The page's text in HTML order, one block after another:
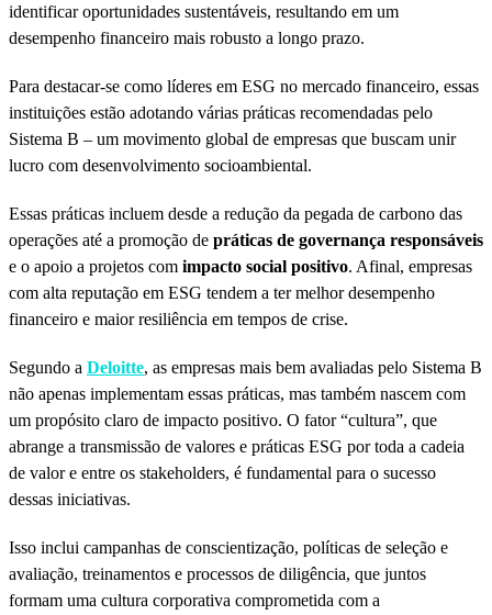
identificar oportunidades sustentáveis, resultando em um
desempenho financeiro mais robusto a longo prazo.
Para destacar-se como líderes em ESG no mercado financeiro, essas
instituições estão adotando várias práticas recomendadas pelo
Sistema B – um movimento global de empresas que buscam unir
lucro com desenvolvimento socioambiental.
Essas práticas incluem desde a redução da pegada de carbono das
operações até a promoção de práticas de governança responsáveis
e o apoio a projetos com impacto social positivo. Afinal, empresas
com alta reputação em ESG tendem a ter melhor desempenho
financeiro e maior resiliência em tempos de crise.
Segundo a Deloitte, as empresas mais bem avaliadas pelo Sistema B
não apenas implementam essas práticas, mas também nascem com
um propósito claro de impacto positivo. O fator “cultura”, que
abrange a transmissão de valores e práticas ESG por toda a cadeia
de valor e entre os stakeholders, é fundamental para o sucesso
dessas iniciativas.
Isso inclui campanhas de conscientização, políticas de seleção e
avaliação, treinamentos e processos de diligência, que juntos
formam uma cultura corporativa comprometida com a